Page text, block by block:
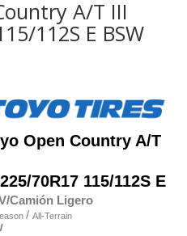
A/T III
112S E BSW
Open Country A/T
70R17 115/112S E
Camión Ligero
/ All-Terrain